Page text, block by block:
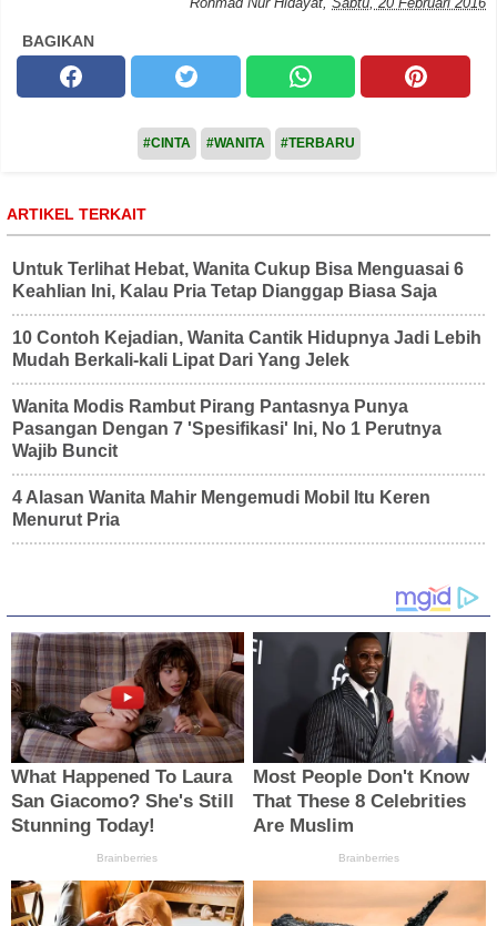
BAGIKAN
#CINTA #WANITA #TERBARU
ARTIKEL TERKAIT
Untuk Terlihat Hebat, Wanita Cukup Bisa Menguasai 6
Keahlian Ini, Kalau Pria Tetap Dianggap Biasa Saja
10 Contoh Kejadian, Wanita Cantik Hidupnya Jadi Lebih
Mudah Berkali-kali Lipat Dari Yang Jelek
Wanita Modis Rambut Pirang Pantasnya Punya
Pasangan Dengan 7 'Spesifikasi' Ini, No 1 Perutnya
Wajib Buncit
4 Alasan Wanita Mahir Mengemudi Mobil Itu Keren
Menurut Pria